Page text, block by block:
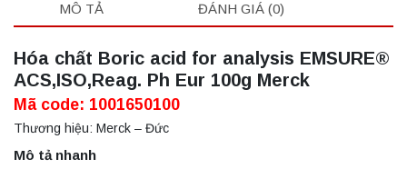
MÔ TẢ ĐÁNH GIÁ (0)
Hóa chất Boric acid for analysis EMSURE®
ACS,ISO,Reag. Ph Eur 100g Merck
Mã code: 1001650100
Thương hiệu: Merck – Đức
Mô tả nhanh